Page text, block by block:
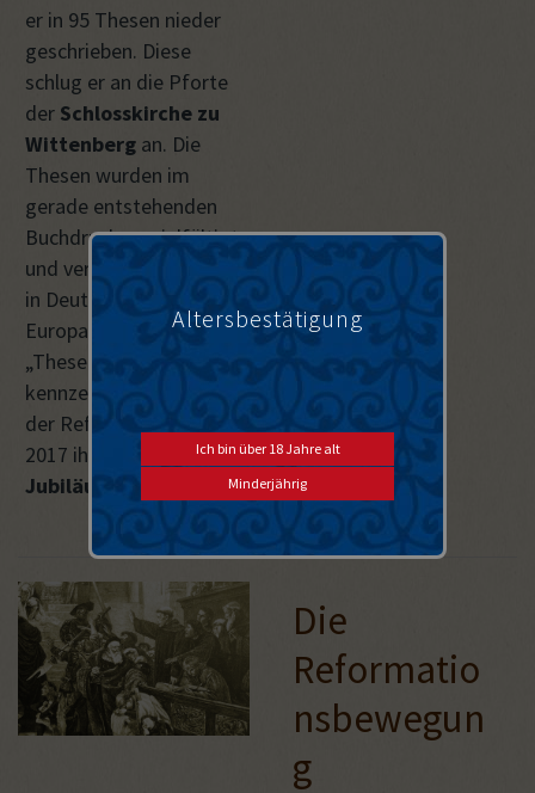
er in 95 Thesen nieder
geschrieben. Diese
schlug er an die Pforte
der Schlosskirche zu
Wittenberg an. Die
Thesen wurden im
gerade entstehenden
Buchdruck vervielfältigt
und verteilten sich zügig
in Deutschland und
Europa. Der
„Thesenanschlag“
kennzeichnet den Beginn
der Reformation, die
2017 ihr
500-jähriges
Jubiläumbegeht.
Die
Reformatio
nsbewegun
g
Altersbestätigung